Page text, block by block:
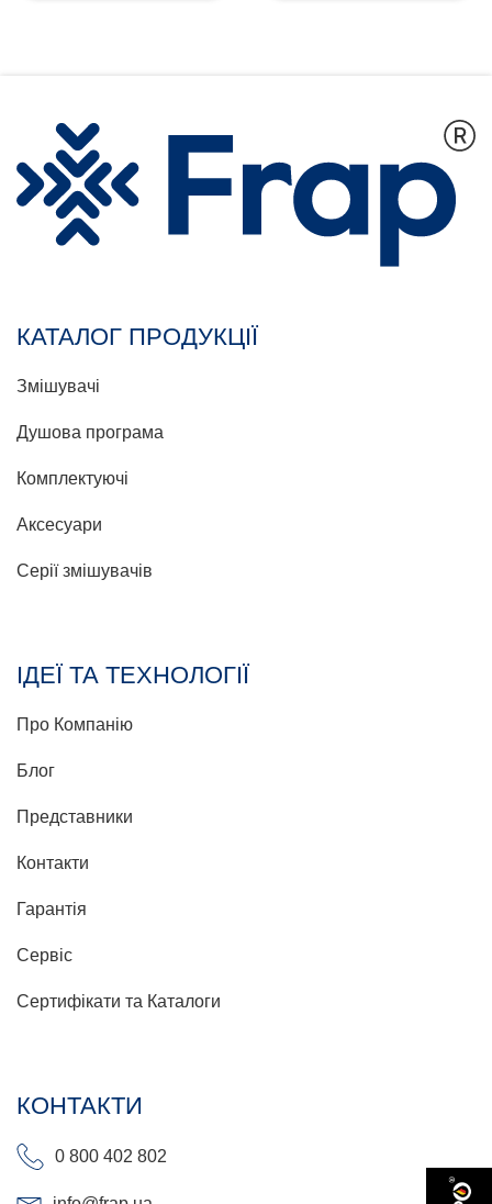
КАТАЛОГ ПРОДУКЦІЇ
Змішувачі
Душова програма
Комплектуючі
Аксесуари
Серії змішувачів
ІДЕЇ ТА ТЕХНОЛОГІЇ
Про Компанію
Блог
Представники
Контакти
Гарантія
Сервіс
Сертифікати та Каталоги
КОНТАКТИ
0 800 402 802